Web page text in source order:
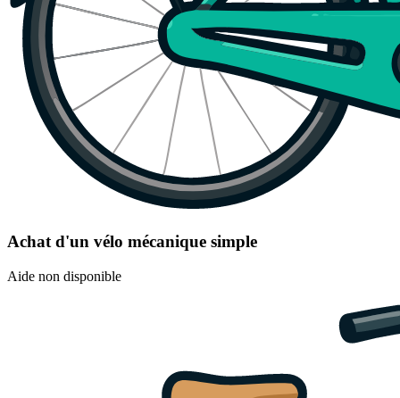
Achat d'un vélo mécanique simple
Aide non disponible